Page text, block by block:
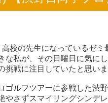
校の先生になっているゼ
な私が、その日曜日に気に
挑戦に注目していたと思い
ゴルフツアーに参戦した渋
やさずスマイリングシンデ